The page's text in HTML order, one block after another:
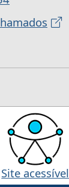
Site acessível